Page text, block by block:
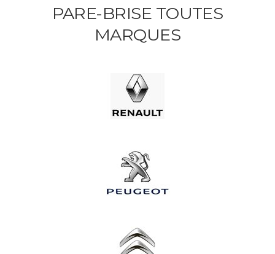
PARE-BRISE TOUTES
MARQUES